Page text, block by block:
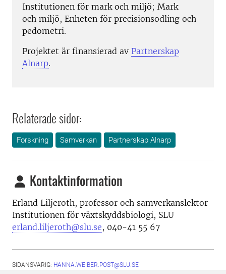
Institutionen för mark och miljö; Mark
och miljö, Enheten för precisionsodling och
pedometri.
Projektet är finansierad av Partnerskap
Alnarp.
Relaterade sidor:
Forskning Samverkan Partnerskap Alnarp
Kontaktinformation
Erland Liljeroth, professor och samverkanslektor
Institutionen för växtskyddsbiologi, SLU
erland.liljeroth@slu.se, 040-41 55 67
SIDANSVARIG: HANNA.WEIBER.POST@SLU.SE